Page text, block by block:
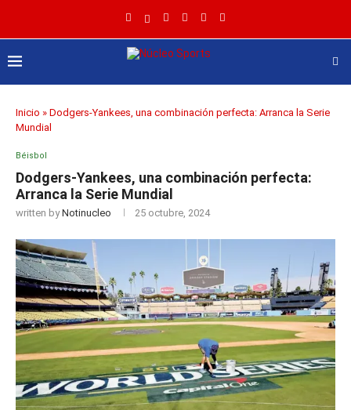
Inicio » Dodgers-Yankees, una combinación perfecta: Arranca la Serie
Mundial
Béisbol
Dodgers-Yankees, una combinación perfecta:
Arranca la Serie Mundial
written byNotinucleo 25 octubre, 2024